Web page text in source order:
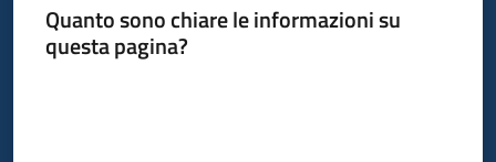
Quanto sono chiare le informazioni su
questa pagina?